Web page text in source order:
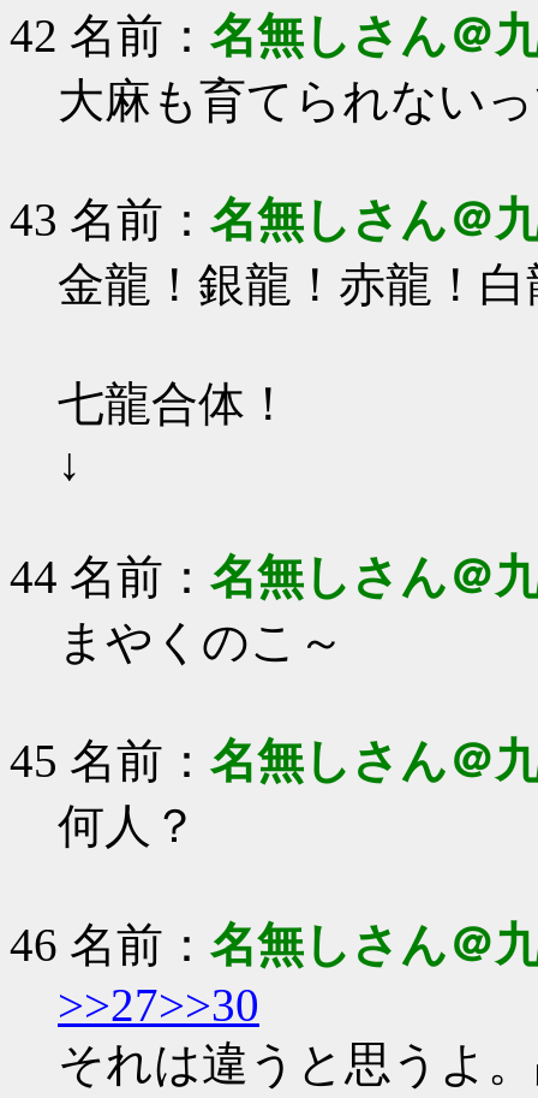
42 名前： 名無しさん＠
大麻も育てられない
43 名前： 名無しさん＠
金龍！銀龍！赤龍！
七龍合体！
↓
44 名前： 名無しさん＠
まやくのこ～
45 名前： 名無しさん＠
何人？
46 名前： 名無しさん＠
>>27>>30
それは違うと思うよ